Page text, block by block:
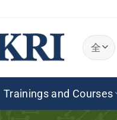
Trainings and Courses